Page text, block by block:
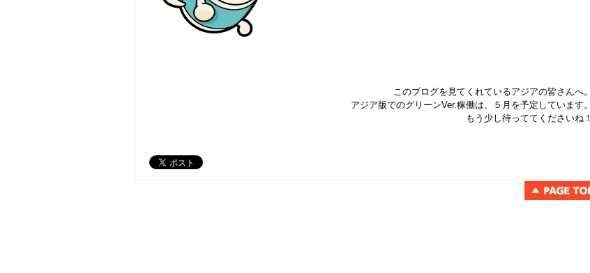
このブログを見てくれているアジアの皆さんへ。
アジア版でのグリーンVer.稼働は、５月を予定しています。
もう少し待っててくださいね！